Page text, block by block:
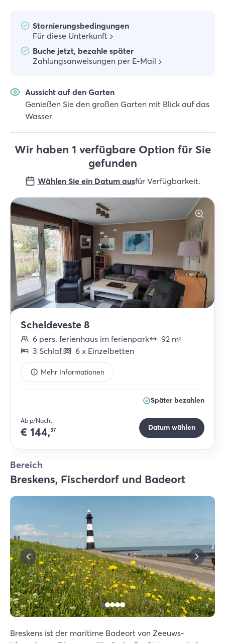
Stornierungsbedingungen
Für diese Unterkunft
Buche jetzt, bezahle später
Zahlungsanweisungen per E-Mail
Aussicht auf den Garten
Genießen Sie den großen Garten mit Blick auf das
Wasser
Wir haben 1 verfügbare Option für Sie
gefunden
Wählen Sie ein Datum ausfür Verfügbarkeit.
Scheldeveste 8
6 pers. ferienhaus im ferienpark 92 m2
3 Schlaf. 6 x Einzelbetten
Mehr Informationen
Später bezahlen
Ab p/Nacht
€ 144,37 Datum wählen
Bereich
Breskens, Fischerdorf und Badeort
Breskens ist der maritime Badeort von Zeeuws-